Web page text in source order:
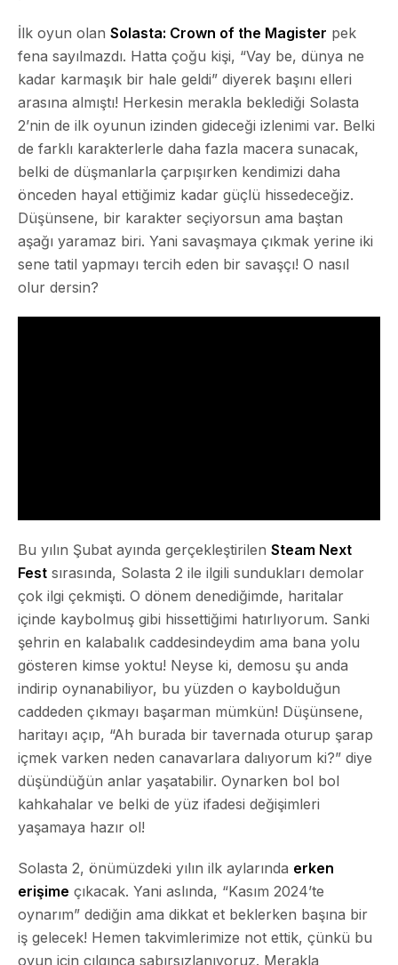
İlk oyun olan Solasta: Crown of the Magister pek
fena sayılmazdı. Hatta çoğu kişi, “Vay be, dünya ne
kadar karmaşık bir hale geldi” diyerek başını elleri
arasına almıştı! Herkesin merakla beklediği Solasta
2’nin de ilk oyunun izinden gideceği izlenimi var. Belki
de farklı karakterlerle daha fazla macera sunacak,
belki de düşmanlarla çarpışırken kendimizi daha
önceden hayal ettiğimiz kadar güçlü hissedeceğiz.
Düşünsene, bir karakter seçiyorsun ama baştan
aşağı yaramaz biri. Yani savaşmaya çıkmak yerine iki
sene tatil yapmayı tercih eden bir savaşçı! O nasıl
olur dersin?
Bu yılın Şubat ayında gerçekleştirilen Steam Next
Fest sırasında, Solasta 2 ile ilgili sundukları demolar
çok ilgi çekmişti. O dönem denediğimde, haritalar
içinde kaybolmuş gibi hissettiğimi hatırlıyorum. Sanki
şehrin en kalabalık caddesindeydim ama bana yolu
gösteren kimse yoktu! Neyse ki, demosu şu anda
indirip oynanabiliyor, bu yüzden o kaybolduğun
caddeden çıkmayı başarman mümkün! Düşünsene,
haritayı açıp, “Ah burada bir tavernada oturup şarap
içmek varken neden canavarlara dalıyorum ki?” diye
düşündüğün anlar yaşatabilir. Oynarken bol bol
kahkahalar ve belki de yüz ifadesi değişimleri
yaşamaya hazır ol!
Solasta 2, önümüzdeki yılın ilk aylarında erken
erişime çıkacak. Yani aslında, “Kasım 2024’te
oynarım” dediğin ama dikkat et beklerken başına bir
iş gelecek! Hemen takvimlerimize not ettik, çünkü bu
oyun için çılgınca sabırsızlanıyoruz. Merakla